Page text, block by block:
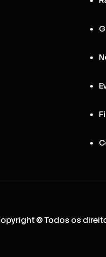
© Todos os